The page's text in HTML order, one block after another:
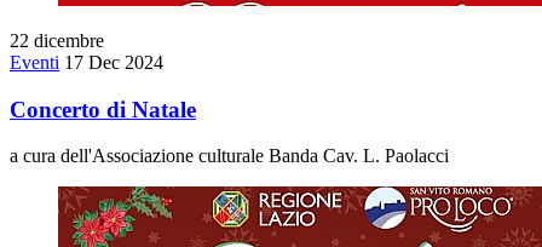
22 dicembre
Eventi 17 Dec 2024
Concerto di Natale
a cura dell'Associazione culturale Banda Cav. L. Paolacci